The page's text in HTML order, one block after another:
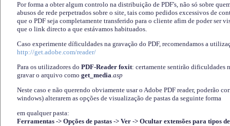
Por forma a obter algum controlo na distribuição de PDF's, não só sobre
abusos de rede perpetrados sobre o site, tais como pedidos excessivos de
que o PDF seja completamente transferido para o cliente afim de poder ser
que o link directo a que estávamos habituados.
Caso experimente díficuldades na gravação do PDF, recomendamos a
http://get.adobe.com/reader/
Para os utilizadores do PDF-Reader foxit: certamente sentirão dificuldades
gravar o arquivo como get_media.asp
Neste caso e não querendo obviamente usar o Adobe PDF reader, poderão
windows) alterarem as opções de visualização de pastas da seguinte forma
em qualquer pasta:
Ferramentas -> Opções de pastas -> Ver -> Ocultar extensões para tipos